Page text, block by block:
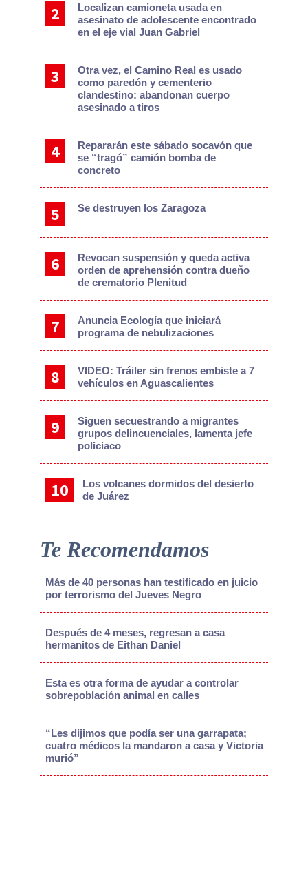
Localizan camioneta usada en
asesinato de adolescente encontrado
en el eje vial Juan Gabriel
Otra vez, el Camino Real es usado
como paredón y cementerio
clandestino: abandonan cuerpo
asesinado a tiros
Repararán este sábado socavón que
se “tragó” camión bomba de
concreto
Se destruyen los Zaragoza
Revocan suspensión y queda activa
orden de aprehensión contra dueño
de crematorio Plenitud
Anuncia Ecología que iniciará
programa de nebulizaciones
VIDEO: Tráiler sin frenos embiste a 7
vehículos en Aguascalientes
Siguen secuestrando a migrantes
grupos delincuenciales, lamenta jefe
policiaco
Los volcanes dormidos del desierto
de Juárez
Te Recomendamos
Más de 40 personas han testificado en juicio
por terrorismo del Jueves Negro
Después de 4 meses, regresan a casa
hermanitos de Eithan Daniel
Esta es otra forma de ayudar a controlar
sobrepoblación animal en calles
“Les dijimos que podía ser una garrapata;
cuatro médicos la mandaron a casa y Victoria
murió”